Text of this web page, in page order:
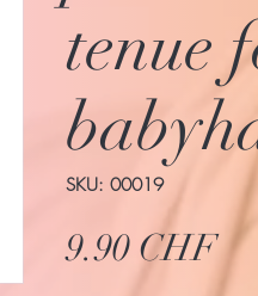
tenue
SKU: 00019
9.90 CHF